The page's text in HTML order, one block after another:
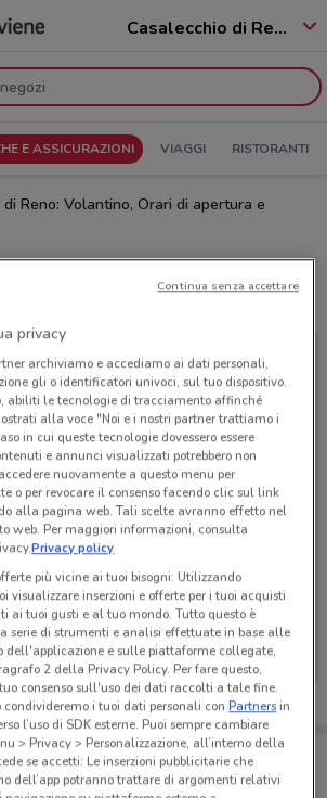
Casalecchio di Reno - 40033
E ASSICURAZIONI VIAGGI RISTORANTI
Reno: Volantino, Orari di apertura e
volantino Cattolica
momento non abbiamo pubblicato
tua zona. Riprova più tardi.
sempre con te!
le migliori offerte dei negozi vicino a te,
e creare la tua lista del risparmio, comodamente
privacy
archiviamo e accediamo ai dati personali,
gli o identificatori univoci, sul tuo dispositivo.
abiliti le tecnologie di tracciamento affinché
alla voce "Noi e i nostri partner trattiamo i
in cui queste tecnologie dovessero essere
e annunci visualizzati potrebbero non
nuovamente a questo menu per
o per revocare il consenso facendo clic sul link
alla pagina web. Tali scelte avranno effetto nel
web. Per maggiori informazioni, consulta
Privacy policy
più vicine ai tuoi bisogni: Utilizzando
visualizzare inserzioni e offerte per i tuoi acquisti
ai tuoi gusti e al tuo mondo. Tutto questo è
serie di strumenti e analisi effettuate in base alle
e sulle piattaforme collegate,
2 della Privacy Policy. Per fare questo,
consenso sull'uso dei dati raccolti a tale fine.
condivideremo i tuoi dati personali conPartnersin
l’uso di SDK esterne. Puoi sempre cambiare
> Privacy > Personalizzazione, all’interno della
se accetti: Le inserzioni pubblicitarie che
dell’app potranno trattare di argomenti relativi
Continua senza accettare